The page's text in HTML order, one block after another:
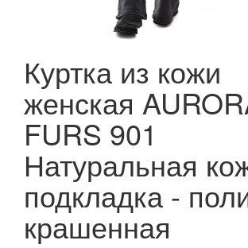
Куртка из кожи
женская
FURS 901
Натуральная
подкладка -
крашенная